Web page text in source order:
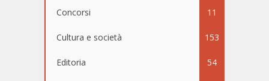
Concorsi 11
Cultura e società 153
Editoria 54